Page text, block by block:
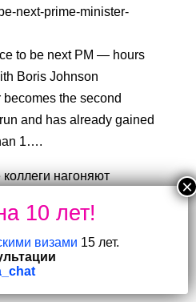
next-prime-minister-
to be next PM — hours
Boris Johnson
the second
and has already gained
1….
нагоняют
конфликт
Правильно пишет
5115) «Американский
визами 15 лет.